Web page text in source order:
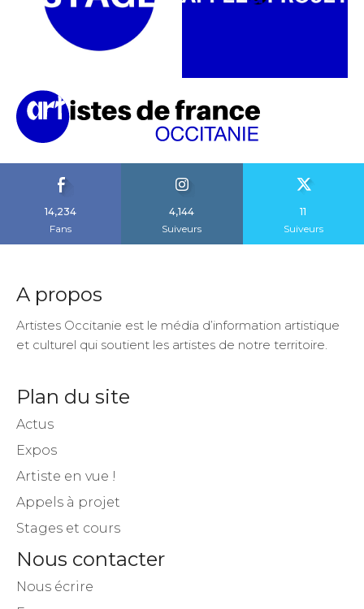
14,234
Fans
4,144
Suiveurs
11
Suiveurs
A propos
Artistes Occitanie est le média d’information artistique
et culturel qui soutient les artistes de notre territoire.
Plan du site
Actus
Expos
Artiste en vue !
Appels à projet
Stages et cours
Nous contacter
Nous écrire